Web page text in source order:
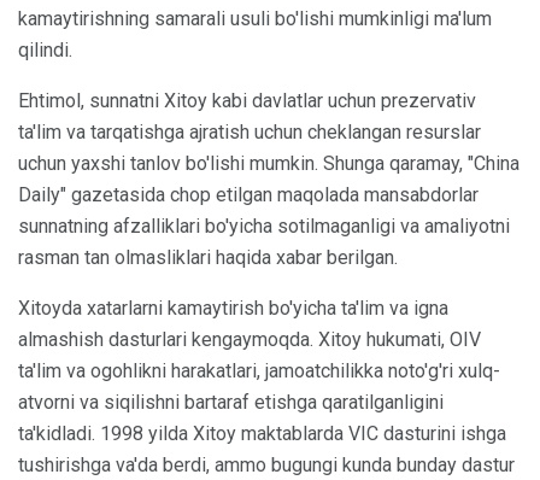
kamaytirishning samarali usuli bo'lishi mumkinligi ma'lum
qilindi.
Ehtimol, sunnatni Xitoy kabi davlatlar uchun prezervativ
ta'lim va tarqatishga ajratish uchun cheklangan resurslar
uchun yaxshi tanlov bo'lishi mumkin. Shunga qaramay, "China
Daily" gazetasida chop etilgan maqolada mansabdorlar
sunnatning afzalliklari bo'yicha sotilmaganligi va amaliyotni
rasman tan olmasliklari haqida xabar berilgan.
Xitoyda xatarlarni kamaytirish bo'yicha ta'lim va igna
almashish dasturlari kengaymoqda. Xitoy hukumati, OIV
ta'lim va ogohlikni harakatlari, jamoatchilikka noto'g'ri xulq-
atvorni va siqilishni bartaraf etishga qaratilganligini
ta'kidladi. 1998 yilda Xitoy maktablarda VIC dasturini ishga
tushirishga va'da berdi, ammo bugungi kunda bunday dastur